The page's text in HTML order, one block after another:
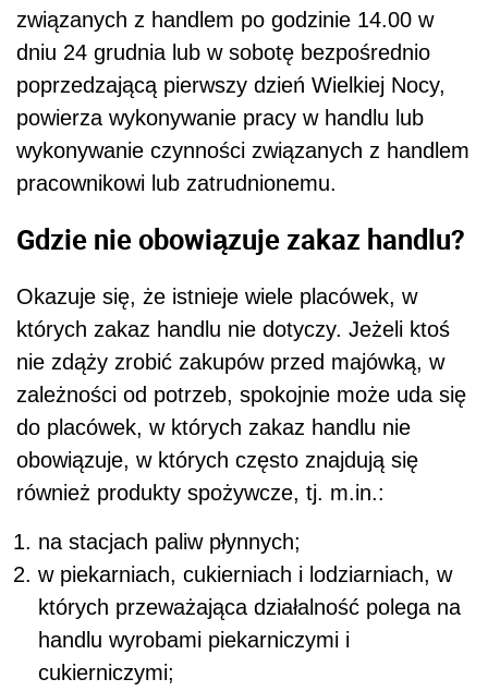
związanych z handlem po godzinie 14.00 w
dniu 24 grudnia lub w sobotę bezpośrednio
poprzedzającą pierwszy dzień Wielkiej Nocy,
powierza wykonywanie pracy w handlu lub
wykonywanie czynności związanych z handlem
pracownikowi lub zatrudnionemu.
Gdzie nie obowiązuje zakaz handlu?
Okazuje się, że istnieje wiele placówek, w
których zakaz handlu nie dotyczy. Jeżeli ktoś
nie zdąży zrobić zakupów przed majówką, w
zależności od potrzeb, spokojnie może uda się
do placówek, w których zakaz handlu nie
obowiązuje, w których często znajdują się
również produkty spożywcze, tj. m.in.:
na stacjach paliw płynnych;
w piekarniach, cukierniach i lodziarniach, w
których przeważająca działalność polega na
handlu wyrobami piekarniczymi i
cukierniczymi;